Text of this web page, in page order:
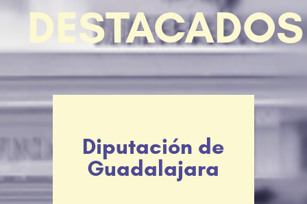
DESTACADOS
Diputación de
Guadalajara